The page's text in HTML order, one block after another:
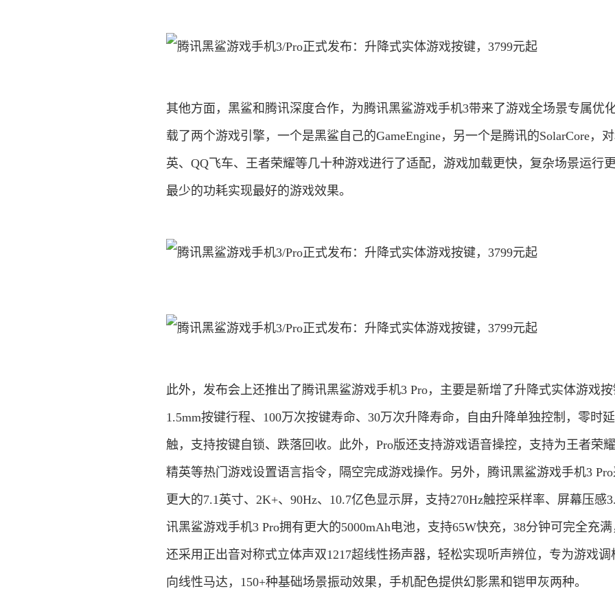
其他方面，黑鲨和腾讯深度合作，为腾讯黑鲨游戏手机3带来了游戏全场景专属优
载了两个游戏引擎，一个是黑鲨自己的GameEngine，另一个是腾讯的SolarCore，
英、QQ飞车、王者荣耀等几十种游戏进行了适配，游戏加载更快，复杂场景运行更
最少的功耗实现最好的游戏效果。
此外，发布会上还推出了腾讯黑鲨游戏手机3 Pro，主要是新增了升降式实体游戏按
1.5mm按键行程、100万次按键寿命、30万次升降寿命，自由升降单独控制，零时
触，支持按键自锁、跌落回收。此外，Pro版还支持游戏语音操控，支持为王者荣
精英等热门游戏设置语言指令，隔空完成游戏操作。另外，腾讯黑鲨游戏手机3 Pro
更大的7.1英寸、2K+、90Hz、10.7亿色显示屏，支持270Hz触控采样率、屏幕压感
讯黑鲨游戏手机3 Pro拥有更大的5000mAh电池，支持65W快充，38分钟可完全充
还采用正出音对称式立体声双1217超线性扬声器，轻松实现听声辨位，专为游戏调
向线性马达，150+种基础场景振动效果，手机配色提供幻影黑和铠甲灰两种。